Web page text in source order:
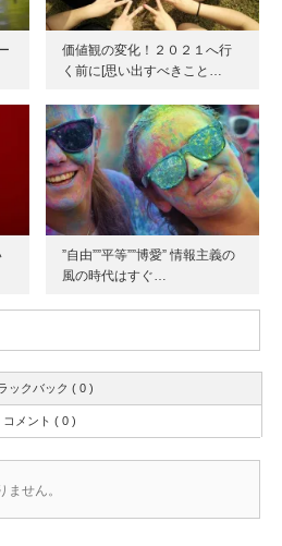
価値観の変化！２０２１へ行
く前に[思い出すべきこと…
”自由””平等””博愛” 情報主義の
風の時代はすぐ…
ックバック ( 0 )
コメント ( 0 )
ません。